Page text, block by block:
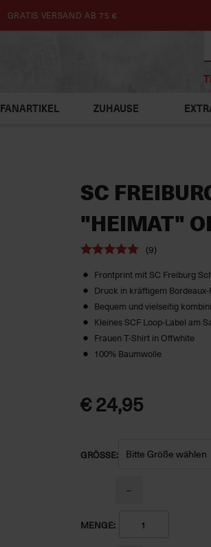
GRATIS VERSAND AB 75 €
FANARTIKEL ZUHAUSE
SC
"HEIMAT"
(9)
Frontprint mit SC Freiburg
Druck in kräftigem Bordeaux-
Bequem und vielseitig
Kleines SCF Loop-Label am
Frauen T-Shirt in Offwhite
100% Baumwolle
€ 24,95
GRÖSSE:
MENGE:
−